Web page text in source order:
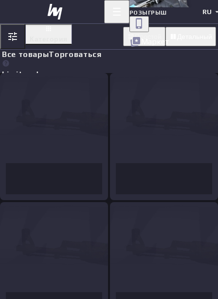
РОЗЫГРЫШ
Маркет
RU
Простой
Все товарыТорговаться
Limit orders